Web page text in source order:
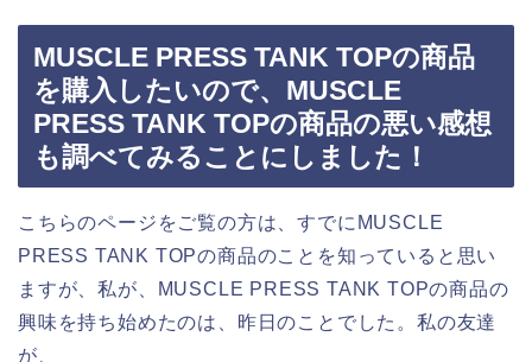
MUSCLE PRESS TANK TOPの商品
を購入したいので、MUSCLE
PRESS TANK TOPの商品の悪い感想
も調べてみることにしました！
こちらのページをご覧の方は、すでにMUSCLE
PRESS TANK TOPの商品のことを知っていると思い
ますが、私が、MUSCLE PRESS TANK TOPの商品の
興味を持ち始めたのは、昨日のことでした。私の友達
が、